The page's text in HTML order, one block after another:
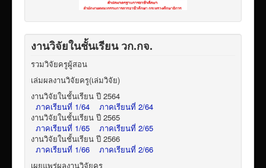
งานวิจัยในชั้นเรียน วก.กจ.
รวมวิจัยครูผู้สอน
เล่มผลงานวิจัยครู(เล่มวิจัย)
งานวิจัยในชั้นเรียน ปี 2564
ภาคเรียนที่ 1/64
ภาคเรียนที่ 2/64
งานวิจัยในชั้นเรียน ปี 2565
ภาคเรียนที่ 1/65
ภาคเรียนที่ 2/65
งานวิจัยในชั้นเรียน ปี 2566
ภาคเรียนที่ 1/66
ภาคเรียนที่ 2/66
เผยแพร่ผลงานวิจัยคร